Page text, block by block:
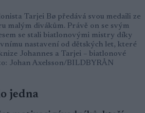
Tarjei Bø předává svou medaili ze
malým divákům. Právě on se svým
se stali biatlonovými mistry díky
nastavení od dětských let, které
Johannes a Tarjei – biatlonové
Johan Axelsson/BILDBYRÅN
jedna